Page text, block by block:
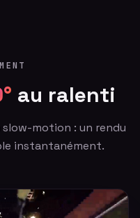
au ralenti
motion : un rendu
instantanément.